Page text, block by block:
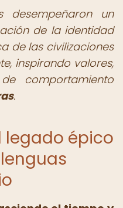
desempeñaron un
de la identidad
de las civilizaciones
inspirando valores,
comportamiento
.
legado épico